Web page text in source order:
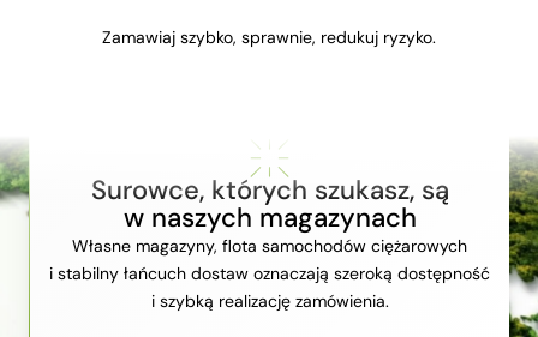
Zamawiaj szybko, sprawnie, redukuj ryzyko.
Surowce, których szukasz, są
w naszych magazynach
Własne magazyny, flota samochodów ciężarowych
i stabilny łańcuch dostaw oznaczają szeroką dostępność
i szybką realizację zamówienia.